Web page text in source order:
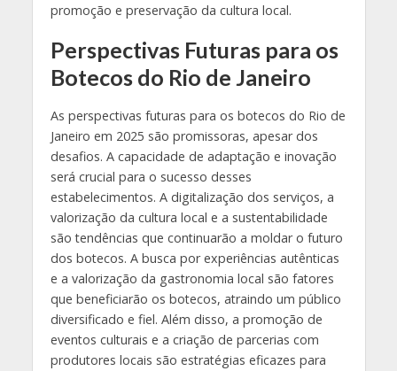
promoção e preservação da cultura local.
Perspectivas Futuras para os
Botecos do Rio de Janeiro
As perspectivas futuras para os botecos do Rio de
Janeiro em 2025 são promissoras, apesar dos
desafios. A capacidade de adaptação e inovação
será crucial para o sucesso desses
estabelecimentos. A digitalização dos serviços, a
valorização da cultura local e a sustentabilidade
são tendências que continuarão a moldar o futuro
dos botecos. A busca por experiências autênticas
e a valorização da gastronomia local são fatores
que beneficiarão os botecos, atraindo um público
diversificado e fiel. Além disso, a promoção de
eventos culturais e a criação de parcerias com
produtores locais são estratégias eficazes para